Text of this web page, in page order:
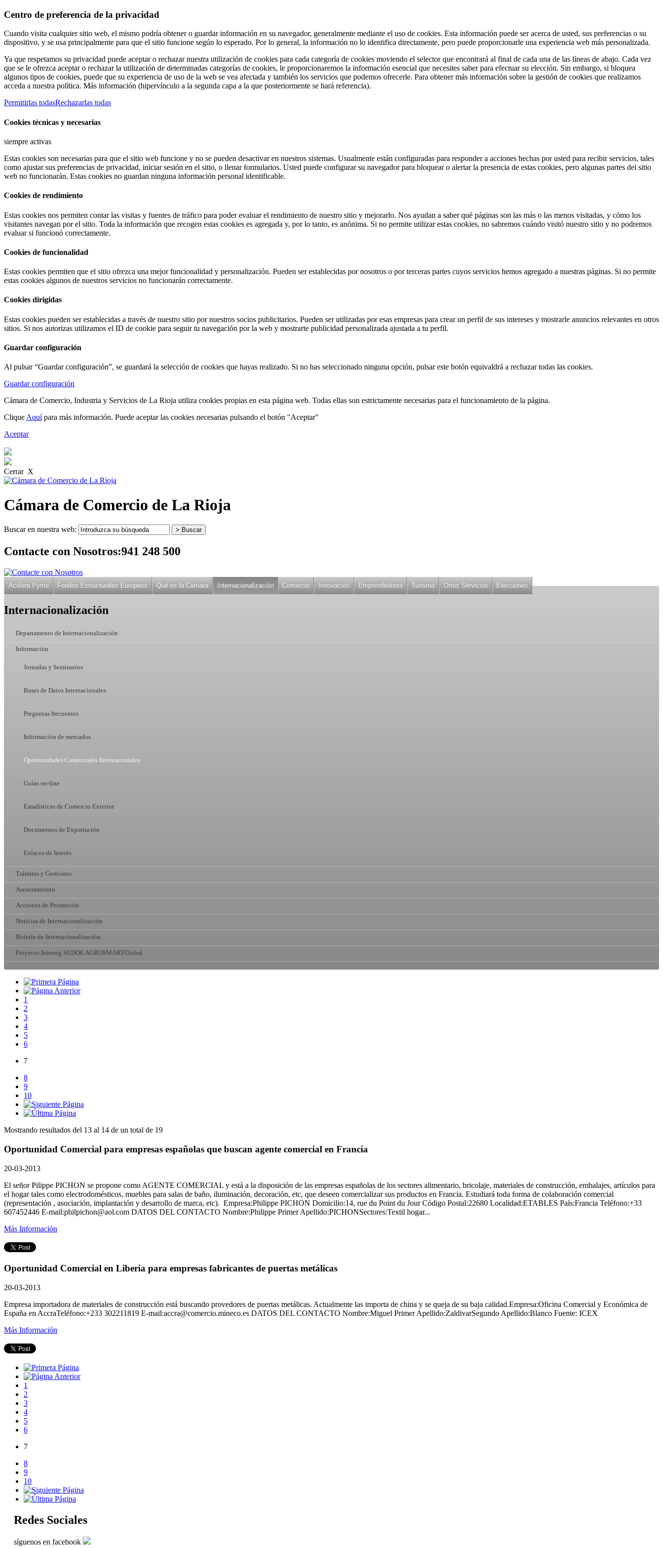
Centro de preferencia de la privacidad
Cuando visita cualquier sitio web, el mismo podría obtener o guardar información en su navegador, generalmente mediante el uso de cookies. Esta información puede ser acerca de usted, sus preferencias o su
dispositivo, y se usa principalmente para que el sitio funcione según lo esperado. Por lo general, la información no lo identifica directamente, pero puede proporcionarle una experiencia web más personalizada.
Ya que respetamos su privacidad puede aceptar o rechazar nuestra utilización de cookies para cada categoría de cookies moviendo el selector que encontrará al final de cada una de las líneas de abajo. Cada vez
que se le ofrezca aceptar o rechazar la utilización de determinadas categorías de cookies, le proporcionaremos la información esencial que necesites saber para efectuar su elección. Sin embargo, si bloquea
algunos tipos de cookies, puede que su experiencia de uso de la web se vea afectada y también los servicios que podemos ofrecerle. Para obtener más información sobre la gestión de cookies que realizamos
acceda a nuestra política. Más información (hipervínculo a la segunda capa a la que posteriormente se hará referencia).
Permitirlas todasRechazarlas todas
Cookies técnicas y necesarias
siempre activas
Estas cookies son necesarias para que el sitio web funcione y no se pueden desactivar en nuestros sistemas. Usualmente están configuradas para responder a acciones hechas por usted para recibir servicios, tales
como ajustar sus preferencias de privacidad, iniciar sesión en el sitio, o llenar formularios. Usted puede configurar su navegador para bloquear o alertar la presencia de estas cookies, pero algunas partes del sitio
web no funcionarán. Estas cookies no guardan ninguna información personal identificable.
Cookies de rendimiento
Estas cookies nos permiten contar las visitas y fuentes de tráfico para poder evaluar el rendimiento de nuestro sitio y mejorarlo. Nos ayudan a saber qué páginas son las más o las menos visitadas, y cómo los
visitantes navegan por el sitio. Toda la información que recogen estas cookies es agregada y, por lo tanto, es anónima. Si no permite utilizar estas cookies, no sabremos cuándo visitó nuestro sitio y no podremos
evaluar si funcionó correctamente.
Cookies de funcionalidad
Estas cookies permiten que el sitio ofrezca una mejor funcionalidad y personalización. Pueden ser establecidas por nosotros o por terceras partes cuyos servicios hemos agregado a nuestras páginas. Si no permite
estas cookies algunos de nuestros servicios no funcionarán correctamente.
Cookies dirigidas
Estas cookies pueden ser establecidas a través de nuestro sitio por nuestros socios publicitarios. Pueden ser utilizadas por esas empresas para crear un perfil de sus intereses y mostrarle anuncios relevantes en otros
sitios. Si nos autorizas utilizamos el ID de cookie para seguir tu navegación por la web y mostrarte publicidad personalizada ajustada a tu perfil.
Guardar configuración
Al pulsar “Guardar configuración”, se guardará la selección de cookies que hayas realizado. Si no has seleccionado ninguna opción, pulsar este botón equivaldrá a rechazar todas las cookies.
Guardar configuración
Cámara de Comercio, Industria y Servicios de La Rioja utiliza cookies propias en esta página web. Todas ellas son estrictamente necesarias para el funcionamiento de la página.
Clique Aquípara más información. Puede aceptar las cookies necesarias pulsando el botón "Aceptar"
Aceptar
Cerrar X
Cámara de Comercio de La Rioja
Buscar en nuestra web:
Contacte con Nosotros:941 248 500
Acelera Pyme Fondos Estructurales Europeos Qué es la Cámara Internacionalización Comercio Innovación Emprendedores Turismo Otros Servicios Elecciones
Internacionalización
Departamento de Internacionalización
Información
Jornadas y Seminarios
Bases de Datos Internacionales
Preguntas frecuentes
Información de mercados
Oportunidades Comerciales Internacionales
Guías on-line
Estadísticas de Comercio Exterior
Documentos de Exportación
Enlaces de Interés
Trámites y Gestiones
Asesoramiento
Acciones de Promoción
Noticias de Internacionalización
Boletín de Internacionalización
Proyecto Interreg SUDOE AGROSMARTGlobal
1
2
3
4
5
6
7
8
9
10
Mostrando resultados del 13 al 14 de un total de 19
Oportunidad Comercial para empresas españolas que buscan agente comercial en Francia
20-03-2013
El señor Pilippe PICHON se propone como AGENTE COMERCIAL y está a la disposición de las empresas españolas de los sectores alimentario, bricolaje, materiales de construcción, embalajes, artículos para
el hogar tales como electrodomésticos, muebles para salas de baño, iluminación, decoración, etc, que deseen comercializar sus productos en Francia. Estudiará toda forma de colaboración comercial
(representación , asociación, implantación y desarrollo de marca, etc). Empresa:Philippe PICHON Domicilio:14, rue du Point du Jour Código Postal:22680 Localidad:ETABLES País:Francia Teléfono:+33
607452446 E-mail:philpichon@aol.com DATOS DEL CONTACTO Nombre:Philippe Primer Apellido:PICHONSectores:Textil hogar...
Más Información
Oportunidad Comercial en Liberia para empresas fabricantes de puertas metálicas
20-03-2013
Empresa importadora de materiales de construcción está buscando provedores de puertas metálicas. Actualmente las importa de china y se queja de su baja calidad.Empresa:Oficina Comercial y Económica de
España en AccraTeléfono:+233 302211819 E-mail:accra@comercio.mineco.es DATOS DEL CONTACTO Nombre:Miguel Primer Apellido:ZaldivarSegundo Apellido:Blanco Fuente: ICEX
Más Información
1
2
3
4
5
6
7
8
9
10
Redes Sociales
síguenos en facebook